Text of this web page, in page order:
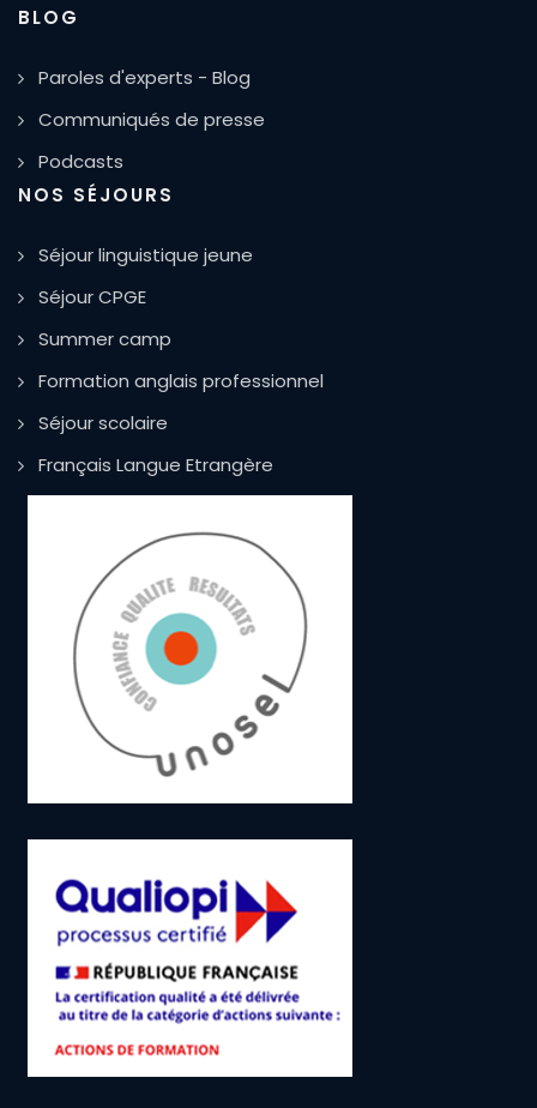
BLOG
Paroles d'experts - Blog
Communiqués de presse
Podcasts
NOS SÉJOURS
Séjour linguistique jeune
Séjour CPGE
Summer camp
Formation anglais professionnel
Séjour scolaire
Français Langue Etrangère